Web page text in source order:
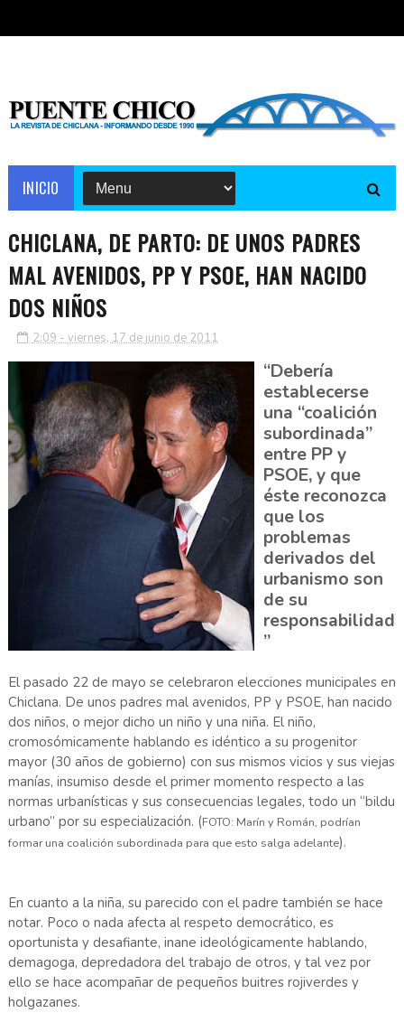
INICIO
CHICLANA, DE PARTO: DE UNOS PADRES
MAL AVENIDOS, PP Y PSOE, HAN NACIDO
DOS NIÑOS
2:09 - viernes, 17 de junio de 2011
“Debería
establecerse
una “coalición
subordinada”
entre PP y
PSOE, y que
éste reconozca
que los
problemas
derivados del
urbanismo son
de su
responsabilidad
”
El pasado 22 de mayo se celebraron elecciones municipales en
Chiclana. De unos padres mal avenidos, PP y PSOE, han nacido
dos niños, o mejor dicho un niño y una niña. El niño,
cromosómicamente hablando es idéntico a su progenitor
mayor (30 años de gobierno) con sus mismos vicios y sus viejas
manías, insumiso desde el primer momento respecto a las
normas urbanísticas y sus consecuencias legales, todo un “bildu
urbano” por su especialización. (FOTO: Marín y Román, podrían
formar una coalición subordinada para que esto salga adelante).
En cuanto a la niña, su parecido con el padre también se hace
notar. Poco o nada afecta al respeto democrático, es
oportunista y desafiante, inane ideológicamente hablando,
demagoga, depredadora del trabajo de otros, y tal vez por
ello se hace acompañar de pequeños buitres rojiverdes y
holgazanes.